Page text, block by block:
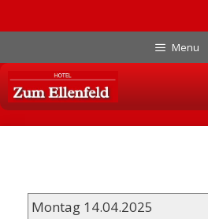
Inhalt
springen
Menu
Skip
content
Montag 14.04.2025